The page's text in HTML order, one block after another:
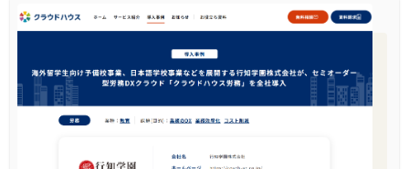
手続きの煩雑さや情報共有の非効率性、紙ベー
スの業務によるコストと時間の浪費が課題であ
った。